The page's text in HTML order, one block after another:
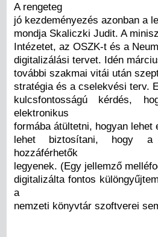
A rengeteg
jó kezdeményezés azonban a
mondja Skaliczki Judit. A
Intézetet, az OSZK-t és a
digitalizálási tervet. Idén
további szakmai vitái után
stratégia és a cselekvési terv.
kulcsfontosságú kérdés,
elektronikus
formába átültetni, hogyan
lehet biztosítani, hogy a
hozzáférhetők
legyenek. (Egy jellemző
digitalizálta fontos
a
nemzeti könyvtár szoftverei